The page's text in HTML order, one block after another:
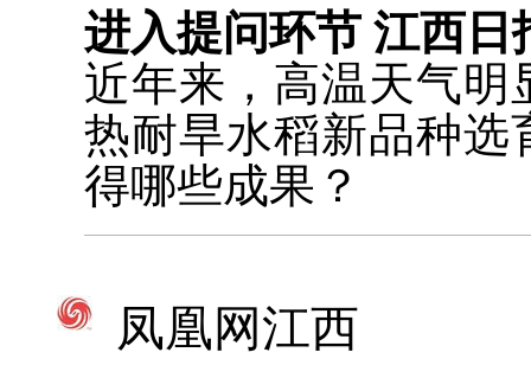
进入提问环节 江西日
近年来，高温天气明
热耐旱水稻新品种选
得哪些成果？
凤凰网江西